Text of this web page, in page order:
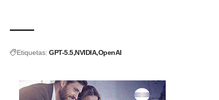
Etiquetas: GPT-5.5 NVIDIA OpenAI